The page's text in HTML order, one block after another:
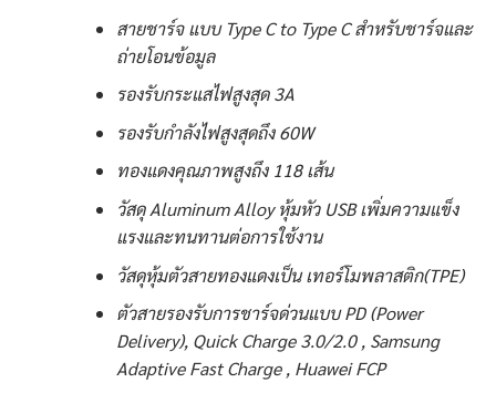
สายชาร์จ แบบ Type C to Type C สำหรับชาร์จและ
ถ่ายโอนข้อมูล
รองรับกระแสไฟสูงสุด 3A
รองรับกำลังไฟสูงสุดถึง 60W
ทองแดงคุณภาพสูงถึง 118 เส้น
วัสดุ Aluminum Alloy หุ้มหัว USB เพิ่มความแข็ง
แรงและทนทานต่อการใช้งาน
วัสดุหุ้มตัวสายทองแดงเป็น เทอร์โมพลาสติก(TPE)
ตัวสายรองรับการชาร์จด่วนแบบ PD (Power
Delivery), Quick Charge 3.0/2.0 , Samsung
Adaptive Fast Charge , Huawei FCP